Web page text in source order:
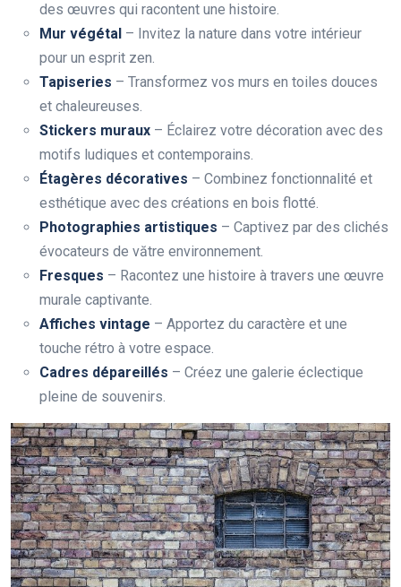
des œuvres qui racontent une histoire.
Mur végétal – Invitez la nature dans votre intérieur
pour un esprit zen.
Tapiseries – Transformez vos murs en toiles douces
et chaleureuses.
Stickers muraux – Éclairez votre décoration avec des
motifs ludiques et contemporains.
Étagères décoratives – Combinez fonctionnalité et
esthétique avec des créations en bois flotté.
Photographies artistiques – Captivez par des clichés
évocateurs de vătre environnement.
Fresques – Racontez une histoire à travers une œuvre
murale captivante.
Affiches vintage – Apportez du caractère et une
touche rétro à votre espace.
Cadres dépareillés – Créez une galerie éclectique
pleine de souvenirs.